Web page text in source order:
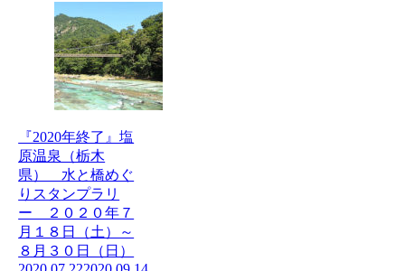
『2020年終了』塩
原温泉（栃木
県） 水と橋めぐ
りスタンプラリ
ー ２０２０年７
月１８日（土）～
８月３０日（日）